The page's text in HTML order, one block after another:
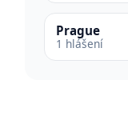
Prague
1 hlášení